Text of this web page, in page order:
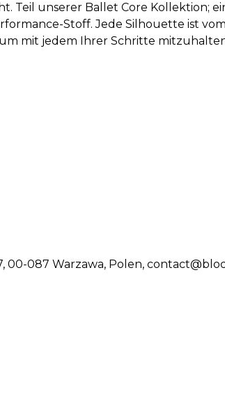
Teil unserer Ballet Core Kollektion;
Stoff. Jede Silhouette ist
mit jedem Ihrer Schritte
00-087 Warzawa, Polen,